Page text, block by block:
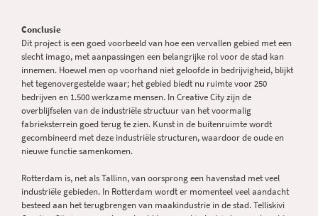
Conclusie
Dit project is een goed voorbeeld van hoe een vervallen gebied met een
slecht imago, met aanpassingen een belangrijke rol voor de stad kan
innemen. Hoewel men op voorhand niet geloofde in bedrijvigheid, blijkt
het tegenovergestelde waar; het gebied biedt nu ruimte voor 250
bedrijven en 1.500 werkzame mensen. In Creative City zijn de
overblijfselen van de industriële structuur van het voormalig
fabrieksterrein goed terug te zien. Kunst in de buitenruimte wordt
gecombineerd met deze industriële structuren, waardoor de oude en
nieuwe functie samenkomen.
Rotterdam is, net als Tallinn, van oorsprong een havenstad met veel
industriële gebieden. In Rotterdam wordt er momenteel veel aandacht
besteed aan het terugbrengen van maakindustrie in de stad. Telliskivi